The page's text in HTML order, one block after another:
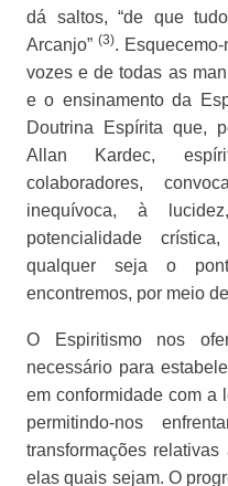
dá saltos, “de que
Arcanjo” (3).
vozes e de todas as
e o ensinamento da
Doutrina Espírita que,
Allan Kardec,
colaboradores,
inequívoca, à
potencialidade
qualquer seja o
encontremos, por meio
O Espiritismo nos
necessário para
em conformidade com a
permitindo-nos
transformações
elas quais sejam. O